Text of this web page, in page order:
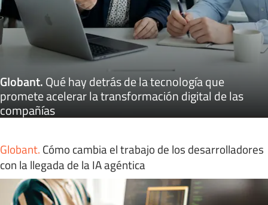
Globant.Qué hay detrás de la tecnología que
promete acelerar la transformación digital de las
compañías
Globant. Cómo cambia el trabajo de los desarrolladores
con la llegada de la IA agéntica